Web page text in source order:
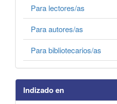
Para lectores/as
Para autores/as
Para bibliotecarios/as
Indizado en